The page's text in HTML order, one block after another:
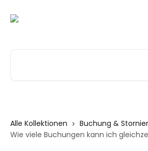
Alle Kollektionen
Buchung &
Wie viele Buchungen kann ich